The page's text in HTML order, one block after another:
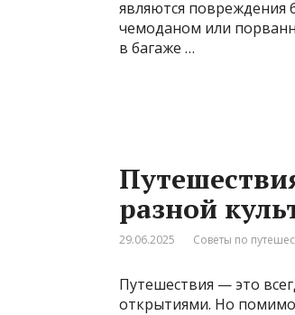
являются повреждения
чемоданом или
в багаже …
разной
29.06.2025 Советы по
Путешествия — это
открытиями. Но